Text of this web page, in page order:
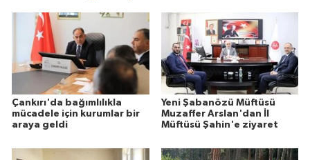
Çankırı'da bağımlılıkla
mücadele için kurumlar bir
araya geldi
Yeni Şabanözü Müftüsü
Muzaffer Arslan'dan İl
Müftüsü Şahin'e ziyaret